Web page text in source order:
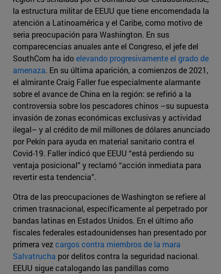
la estructura militar de EEUU que tiene encomendada la
atención a Latinoamérica y el Caribe, como motivo de
seria preocupación para Washington. En sus
comparecencias anuales ante el Congreso, el jefe del
SouthCom ha idoelevando progresivamente el grado de
amenaza. En su última aparición, a comienzos de 2021,
el almirante Craig Faller fue especialmente alarmante
sobre el avance de China en la región: se refirió a la
controversia sobre los pescadores chinos –su supuesta
invasión de zonas económicas exclusivas y actividad
ilegal– y al crédito de mil millones de dólares anunciado
por Pekín para ayuda en material sanitario contra el
Covid-19. Faller indicó que EEUU “está perdiendo su
ventaja posicional” y reclamó “acción inmediata para
revertir esta tendencia”.
Otra de las preocupaciones de Washington se refiere al
crimen trasnacional, específicamente al perpetrado por
bandas latinas en Estados Unidos. En el último año
fiscales federales estadounidenses han presentado por
primera vezcargos contra miembros de la mara
Salvatrucha por delitos contra la seguridad nacional.
EEUU sigue catalogando las pandillas como